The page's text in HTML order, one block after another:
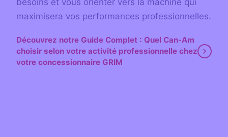
maximisera vos performances professionnelles.
Découvrez notre Guide Complet : Quel Can-Am
choisir selon votre activité professionnelle chez
votre concessionnaire GRIM